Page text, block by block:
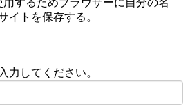
イトを保存する。
力してください。